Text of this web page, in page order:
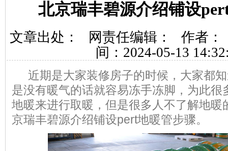
北京瑞丰碧源介绍铺设
文章出处： 网责任编辑：
作者：
间：2024-05-13
近期是大家装修房子的时候，大家都
是没有暖气的话就容易冻手冻脚，为此很
地暖来进行取暖，但是很多人不了解地暖
京瑞丰碧源介绍铺设pert地暖管步骤。